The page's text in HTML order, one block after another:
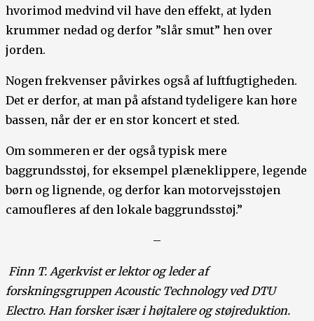
hvorimod medvind vil have den effekt, at lyden
krummer nedad og derfor ”slår smut” hen over
jorden.
Nogen frekvenser påvirkes også af luftfugtigheden.
Det er derfor, at man på afstand tydeligere kan høre
bassen, når der er en stor koncert et sted.
Om sommeren er der også typisk mere
baggrundsstøj, for eksempel plæneklippere, legende
børn og lignende, og derfor kan motorvejsstøjen
camoufleres af den lokale baggrundsstøj.”
–
Finn T. Agerkvist er lektor og leder af
forskningsgruppen Acoustic Technology ved DTU
Electro. Han forsker især i højtalere og støjreduktion.